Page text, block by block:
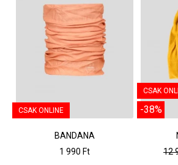
CSAK ONLINE
BANDANA
1 990 Ft
CSAK
-38%
12